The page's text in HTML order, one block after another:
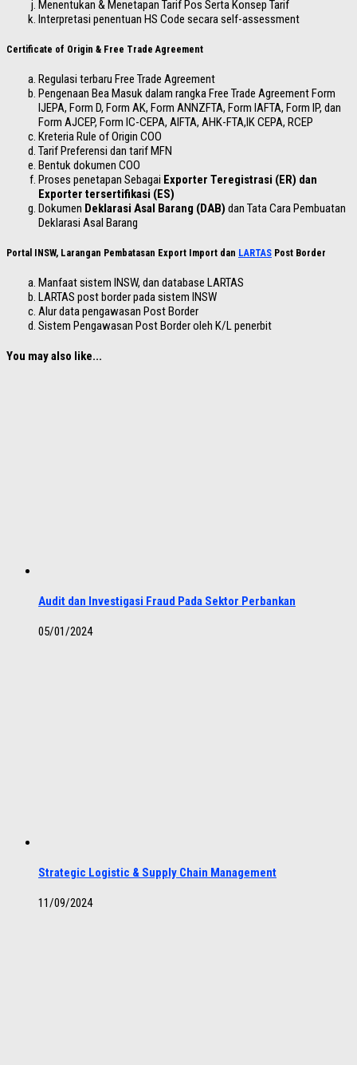
Menentukan & Menetapan Tarif Pos Serta Konsep Tarif
Interpretasi penentuan HS Code secara self-assessment
Certificate of Origin & Free Trade Agreement
Regulasi terbaru Free Trade Agreement
Pengenaan Bea Masuk dalam rangka Free Trade Agreement Form
IJEPA, Form D, Form AK, Form ANNZFTA, Form IAFTA, Form IP, dan
Form AJCEP, Form IC-CEPA, AIFTA, AHK-FTA,IK CEPA, RCEP
Kreteria Rule of Origin COO
Tarif Preferensi dan tarif MFN
Bentuk dokumen COO
Proses penetapan Sebagai Exporter Teregistrasi (ER) dan
Exporter tersertifikasi (ES)
Dokumen Deklarasi Asal Barang (DAB) dan Tata Cara Pembuatan
Deklarasi Asal Barang
Portal INSW, Larangan Pembatasan Export Import dan LARTAS Post Border
Manfaat sistem INSW, dan database LARTAS
LARTAS post border pada sistem INSW
Alur data pengawasan Post Border
Sistem Pengawasan Post Border oleh K/L penerbit
You may also like...
Audit dan Investigasi Fraud Pada Sektor Perbankan
05/01/2024
Strategic Logistic & Supply Chain Management
11/09/2024